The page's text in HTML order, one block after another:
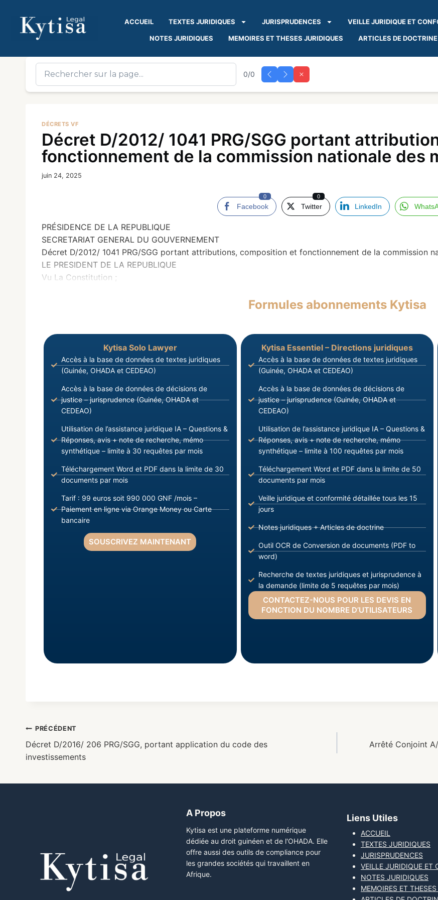
ACCUEIL TEXTES JURIDIQUES JURISPRUDENCES VEILLE JURIDIQUE ET
NOTES JURIDIQUES MEMOIRES ET THESES JURIDIQUES ARTICLES DE DOCTRINE
0/0
DÉCRETS VF
Décret D/2012/ 1041 PRG/SGG portant
fonctionnement de la commission nationale des
juin 24, 2025
Facebook
0
Twitter
0
LinkedIn
PRÉSIDENCE DE LA REPUBLIQUE
SECRETARIAT GENERAL DU GOUVERNEMENT
Décret D/2012/ 1041 PRG/SGG portant attributions, composition et fonctionnement de la commission
LE PRESIDENT DE LA REPUBLIQUE
Vu La Constitution ;
Formules abonnements Kytisa
Kytisa Solo Lawyer
Accès à la base de données de textes juridiques
(Guinée, OHADA et CEDEAO)
Accès à la base de données de décisions de
justice – jurisprudence (Guinée, OHADA et
CEDEAO)
Utilisation de l’assistance juridique IA – Questions &
Réponses, avis + note de recherche, mémo
synthétique – limite à 30 requêtes par mois
Téléchargement Word et PDF dans la limite de 30
documents par mois
Tarif : 99 euros soit 990 000 GNF /mois –
Paiement en ligne via Orange Money ou Carte
bancaire
SOUSCRIVEZ MAINTENANT
Kytisa Essentiel – Directions juridiques
Accès à la base de données de textes juridiques
(Guinée, OHADA et CEDEAO)
Accès à la base de données de décisions de
justice – jurisprudence (Guinée, OHADA et
CEDEAO)
Utilisation de l’assistance juridique IA – Questions &
Réponses, avis + note de recherche, mémo
synthétique – limite à 100 requêtes par mois
Téléchargement Word et PDF dans la limite de 50
documents par mois
Veille juridique et conformité détaillée tous les 15
jours
Notes juridiques + Articles de doctrine
Outil OCR de Conversion de documents (PDF to
word)
Recherche de textes juridiques et jurisprudence à
la demande (limite de 5 requêtes par mois)
CONTACTEZ-NOUS POUR LES DEVIS EN
FONCTION DU NOMBRE D’UTILISATEURS
PRÉCÉDENT
Décret D/2016/ 206 PRG/SGG, portant application du code des
investissements
Arrêté Conjoint
A Propos
Kytisa est une plateforme numérique
dédiée au droit guinéen et de l'OHADA. Elle
offre aussi des outils de compliance pour
les grandes sociétés qui travaillent en
Afrique.
Liens Utiles
ACCUEIL
TEXTES JURIDIQUES
JURISPRUDENCES
VEILLE JURIDIQUE ET
NOTES JURIDIQUES
MEMOIRES ET